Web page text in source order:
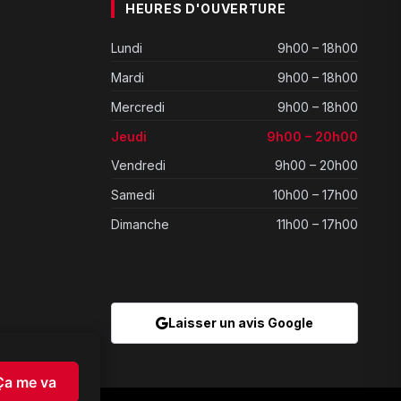
me va
HEURES D'OUVERTURE
Lundi
9h00 – 18h00
Mardi
9h00 – 18h00
Mercredi
9h00 – 18h00
Jeudi
9h00 – 20h00
Vendredi
9h00 – 20h00
Samedi
10h00 – 17h00
Dimanche
11h00 – 17h00
Laisser un avis Google